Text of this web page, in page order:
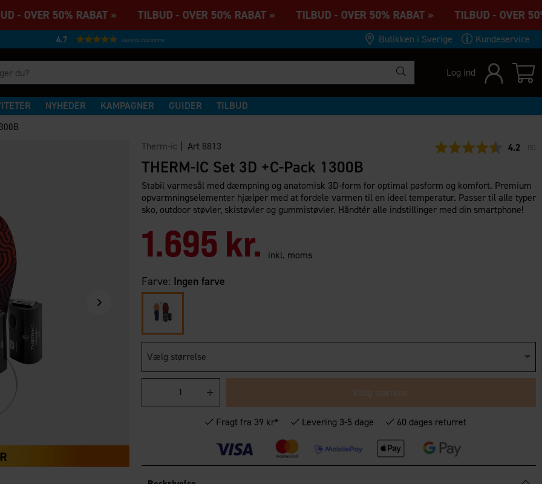
50% RABAT » TILBUD - OVER 50% RABAT » TILBUD - OVER 50% RABAT » TILBUD -
4.7 Baseret på 27231 stemmer Butikken i Sverige Kundeservice
Log ind
NYHEDER KAMPAGNER GUIDER TILBUD
Therm-ic | Art 8813 4.2 (5
THERM-IC Set 3D +C-Pack 1300B
Stabil varmesål med dæmpning og anatomisk 3D-form for optimal pasform og komfort. Premium
opvarmningselementer hjælper med at fordele varmen til en ideel temperatur. Passer til alle typer
sko, outdoor støvler, skistøvler og gummistøvler. Håndtér alle indstillinger med din smartphone!
1.695 kr. inkl. moms
Farve: Ingen farve
Vælg størrelse
Vælg størrelse
Fragt fra 39 kr* Levering 3-5 dage 60 dages returret